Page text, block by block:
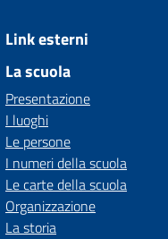
Link esterni
La scuola
Presentazione
I luoghi
Le persone
I numeri della scuola
Le carte della scuola
Organizzazione
La storia